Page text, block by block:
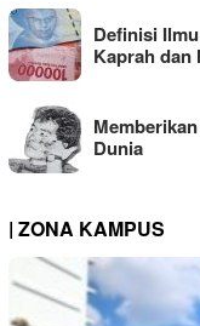
Definisi
Kaprah dan
Dunia
| ZONA KAMPUS